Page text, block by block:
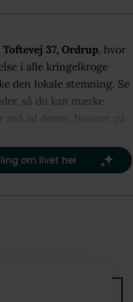
ekstra stue på
store, naturprægede
mens området omkring
på smuk natur, strand,
til Holbæk og resten af
Toftevej 37, Ordrup, hvor
i alle kringelkroge
den lokale stemning. Se
så du kan mærke
ind ad døren, baseret på
om livet her